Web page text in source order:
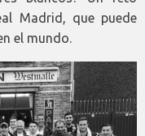
Madrid, que puede
el mundo.